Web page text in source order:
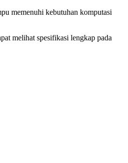
memenuhi kebutuhan komputasi
melihat spesifikasi lengkap pada